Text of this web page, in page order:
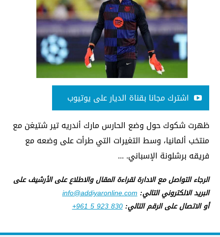
اشترك مجانا بقناة الديار على يوتيوب
ظهرت شكوك حول وضع الحارس مارك أندريه تير شتيغن مع
منتخب ألمانيا، وسط التغيرات التي طرأت على وضعه مع
فريقه برشلونة الإسباني. ...
الرجاء التواصل مع الادارة لقراءة المقال والاطلاع على الأرشيف على
البريد الالكتروني التالي:info@addiyaronline.com
أو الاتصال على الرقم التالي:+961 5 923 830